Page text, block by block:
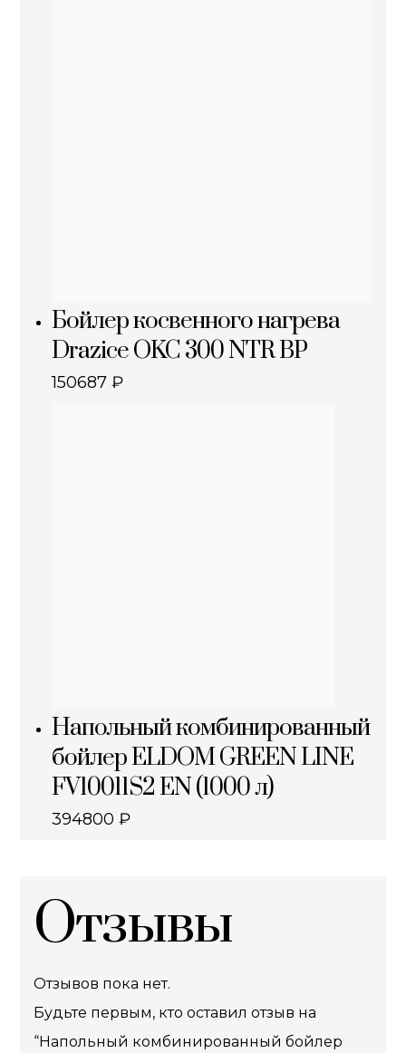
Бойлер косвенного нагрева
Drazice OKC 300 NTR BP
150687₽
Напольный комбинированный
бойлер ELDOM GREEN LINE
FV10011S2 EN (1000 л)
394800₽
Отзывы
Отзывов пока нет.
Будьте первым, кто оставил отзыв на
“Напольный комбинированный бойлер